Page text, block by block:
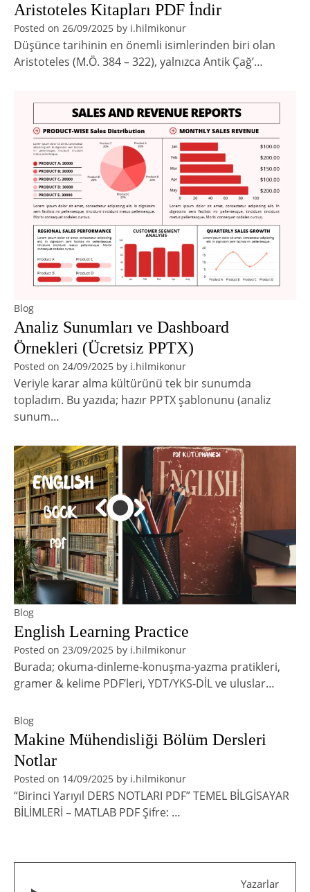
Aristoteles Kitapları PDF İndir
Posted on 26/09/2025 by i.hilmikonur
Düşünce tarihinin en önemli isimlerinden biri olan
Aristoteles (M.Ö. 384 – 322), yalnızca Antik Çağ’…
Blog
Analiz Sunumları ve Dashboard
Örnekleri (Ücretsiz PPTX)
Posted on 24/09/2025 by i.hilmikonur
Veriyle karar alma kültürünü tek bir sunumda
topladım. Bu yazıda; hazır PPTX şablonunu (analiz
sunum…
Blog
English Learning Practice
Posted on 23/09/2025 by i.hilmikonur
Burada; okuma-dinleme-konuşma-yazma pratikleri,
gramer & kelime PDF’leri, YDT/YKS-DİL ve uluslar…
Blog
Makine Mühendisliği Bölüm Dersleri
Notlar
Posted on 14/09/2025 by i.hilmikonur
“Birinci Yarıyıl DERS NOTLARI PDF” TEMEL BİLGİSAYAR
BİLİMLERİ – MATLAB PDF Şifre: …
Yazarlar